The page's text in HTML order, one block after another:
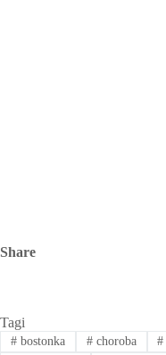
Share
Tagi
#bostonka #choroba #